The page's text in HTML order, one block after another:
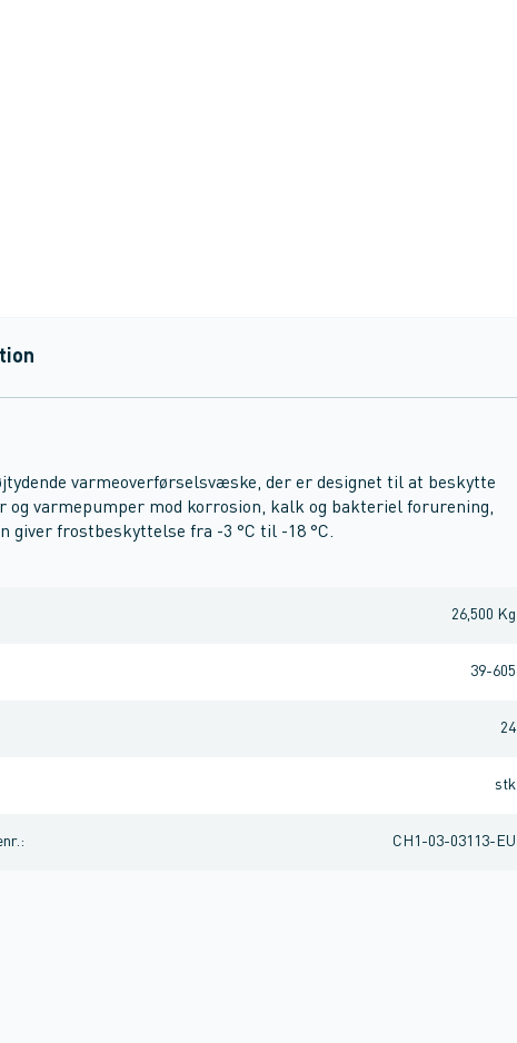
varmeoverførselsvæske, der er designet til at beskytte
og varmepumper mod korrosion, kalk og bakteriel forurening,
giver frostbeskyttelse fra -3 °C til -18 °C.
26,500 Kg
39-605
24
stk
: CH1-03-03113-EU